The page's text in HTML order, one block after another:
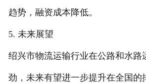
趋势，融资成本降低。
5. 未来展望
绍兴市物流运输行业在公路和水路
劲，未来有望进一步提升在全国的